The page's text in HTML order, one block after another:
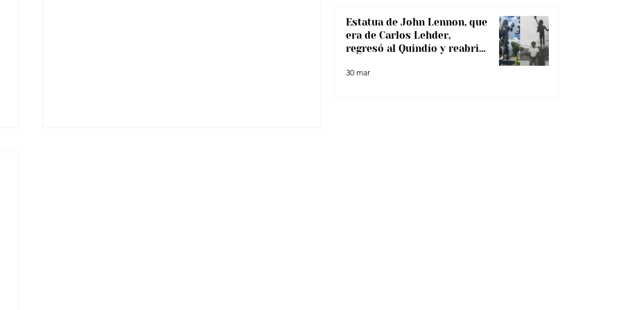
Estatua de John Lennon, que
era de Carlos Lehder,
regresó al Quindío y reabrió
narcotráfico
30 mar